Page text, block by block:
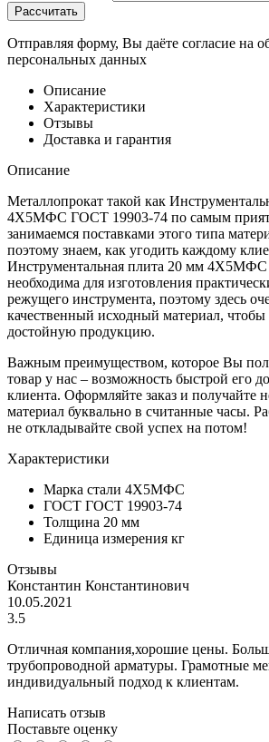
Рассчитать
Отправляя форму, Вы даёте согласие на
персональных данных
Описание
Характеристики
Отзывы
Доставка и гарантия
Описание
Металлопрокат такой как
4Х5МФС ГОСТ 19903-74 по самым
занимаемся поставками этого типа
поэтому знаем, как угодить каждому
Инструментальная плита 20 мм
необходима для изготовления
режущего инструмента, поэтому здесь
качественный исходный материал, чтобы
достойную продукцию.
Важным преимуществом, которое Вы
товар у нас – возможность быстрой его
клиента. Оформляйте заказ и получайте
материал буквально в считанные часы.
не откладывайте свой успех на потом!
Характеристики
Марка стали 4Х5МФС
ГОСТ ГОСТ 19903-74
Толщина 20 мм
Единица измерения кг
Отзывы
Константин Константинович
10.05.2021
3.5
Отличная компания,хорошие цены.
трубопроводной арматуры. Грамотные
индивидуальный подход к клиентам.
Написать отзыв
Поставьте оценку